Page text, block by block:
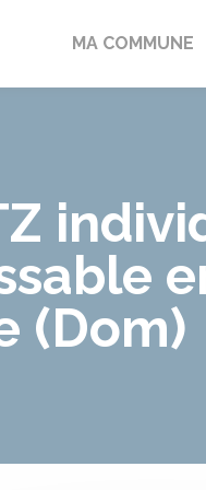
MA COMMUNE
(Dom)